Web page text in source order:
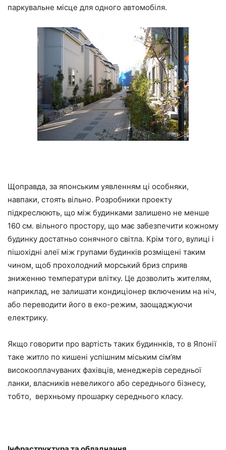
паркувальне місце для одного автомобіля.
Щоправда, за японським уявленням ці особняки,
навпаки, стоять вільно. Розробники проекту
підкреслюють, що між будинками залишено не менше
160 см. вільного простору, що має забезпечити кожному
будинку достатньо сонячного світла. Крім того, вулиці і
пішохідні алеї між групами будинків розміщені таким
чином, щоб прохолодний морський бриз сприяв
зниженню температури влітку. Це дозволить жителям,
наприклад, не залишати кондиціонер включеним на ніч,
або переводити його в еко-режим, заощаджуючи
електрику.
Якщо говорити про вартість таких будиннків, то в Японії
таке житло по кишені успішним міським сім’ям
високооплачуваних фахівців, менеджерів середньої
ланки, власників невеликого або середнього бізнесу,
тобто, верхньому прошарку середнього класу.